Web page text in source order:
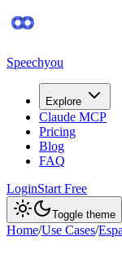
Speechyou
Explore
Claude MCP
Pricing
Blog
FAQ
LoginStart Free
Toggle theme
Home/Use Cases/